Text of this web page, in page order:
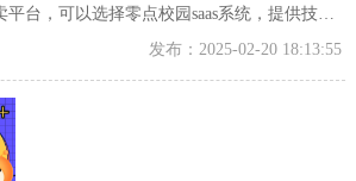
台，可以选择零点校园saas系统，提供技术
手带你入门，搭建自己的外卖小程序。
发布：2025-02-20 18:13:55